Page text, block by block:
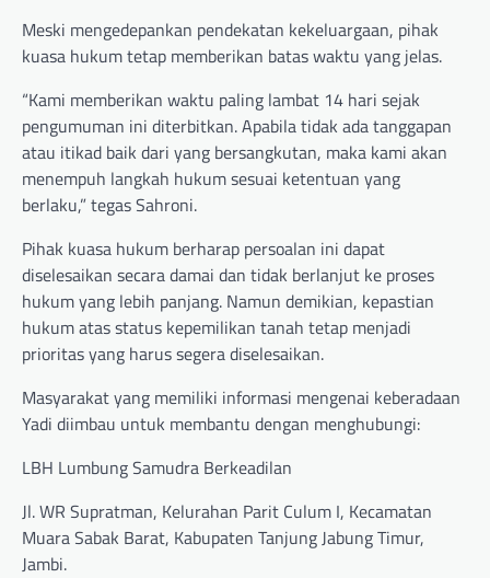
Meski mengedepankan pendekatan kekeluargaan, pihak
kuasa hukum tetap memberikan batas waktu yang jelas.
“Kami memberikan waktu paling lambat 14 hari sejak
pengumuman ini diterbitkan. Apabila tidak ada tanggapan
atau itikad baik dari yang bersangkutan, maka kami akan
menempuh langkah hukum sesuai ketentuan yang
berlaku,” tegas Sahroni.
Pihak kuasa hukum berharap persoalan ini dapat
diselesaikan secara damai dan tidak berlanjut ke proses
hukum yang lebih panjang. Namun demikian, kepastian
hukum atas status kepemilikan tanah tetap menjadi
prioritas yang harus segera diselesaikan.
Masyarakat yang memiliki informasi mengenai keberadaan
Yadi diimbau untuk membantu dengan menghubungi:
LBH Lumbung Samudra Berkeadilan
Jl. WR Supratman, Kelurahan Parit Culum I, Kecamatan
Muara Sabak Barat, Kabupaten Tanjung Jabung Timur,
Jambi.